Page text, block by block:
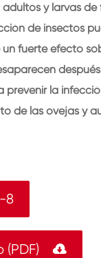
y larvas
de insectos
fuerte efecto
la
de las ovejas y
8
